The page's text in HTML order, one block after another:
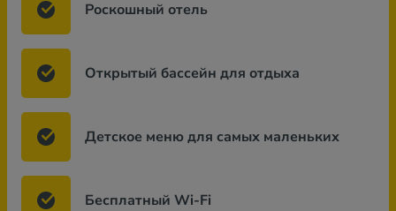
Роскошный отель
Открытый бассейн для отдыха
Детское меню для самых маленьких
Бесплатный Wi-Fi